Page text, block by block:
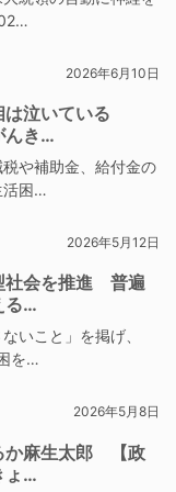
2026年6月10日
は泣いている
んき…
や補助金、給付金の
活困…
2026年5月12日
社会を推進 普遍
る…
いこと」を掲げ、
を…
2026年5月8日
か麻生太郎 【政
ょ…